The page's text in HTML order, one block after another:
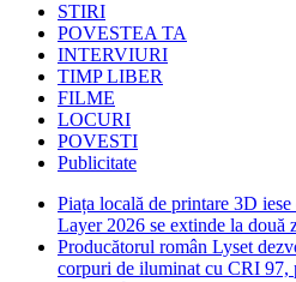
STIRI
POVESTEA TA
INTERVIURI
TIMP LIBER
FILME
LOCURI
POVESTI
Publicitate
Piața locală de printare 3D
Layer 2026 se extinde la două
Producătorul român Lyset
corpuri de iluminat cu CRI 97,